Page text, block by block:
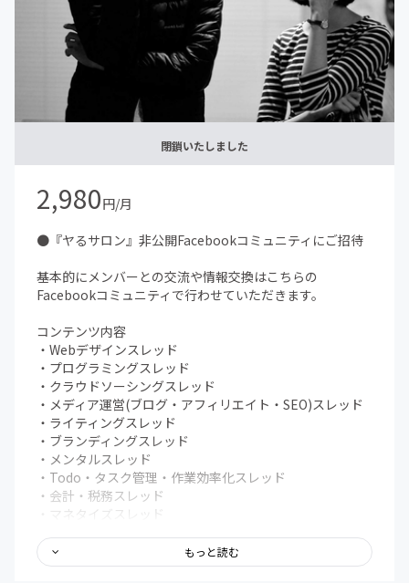
閉鎖いたしました
2,980円/月
●『ヤるサロン』非公開Facebookコミュニティにご招待
基本的にメンバーとの交流や情報交換はこちらの
Facebookコミュニティで行わせていただきます。
コンテンツ内容
・Webデザインスレッド
・プログラミングスレッド
・クラウドソーシングスレッド
・メディア運営(ブログ・アフィリエイト・SEO)スレッド
・ライティングスレッド
・ブランディングスレッド
・メンタルスレッド
・Todo・タスク管理・作業効率化スレッド
・会計・税務スレッド
・マネタイズスレッド
・各講師に質問スレッド
・息抜きスレッド
もっと読む